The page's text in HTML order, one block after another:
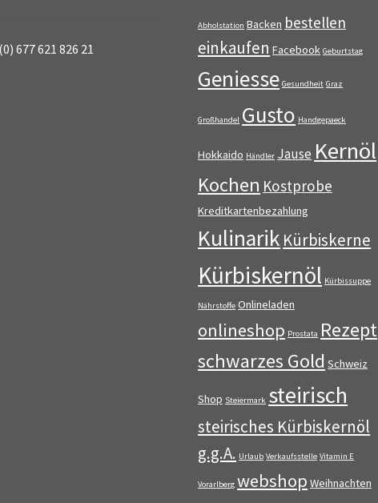
677 621 826 21
Abholstation Backen bestellen
einkaufen Facebook Geburtstag
Geniesse Gesundheit Graz
Großhandel Gusto Handgepaeck
Hokkaido Händler Jause Kernöl
Kochen Kostprobe
Kreditkartenbezahlung
Kulinarik Kürbiskerne
Kürbiskernöl Kürbissuppe
Nährstoffe Onlineladen
onlineshop Prostata Rezept
schwarzes Gold Schweiz
Shop Steiermark steirisch
steirisches Kürbiskernöl
g.g.A. Urlaub Verkaufsstelle Vitamin E
Vorarlberg webshop Weihnachten